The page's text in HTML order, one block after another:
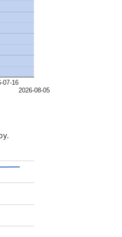
07-16
2026-08-05